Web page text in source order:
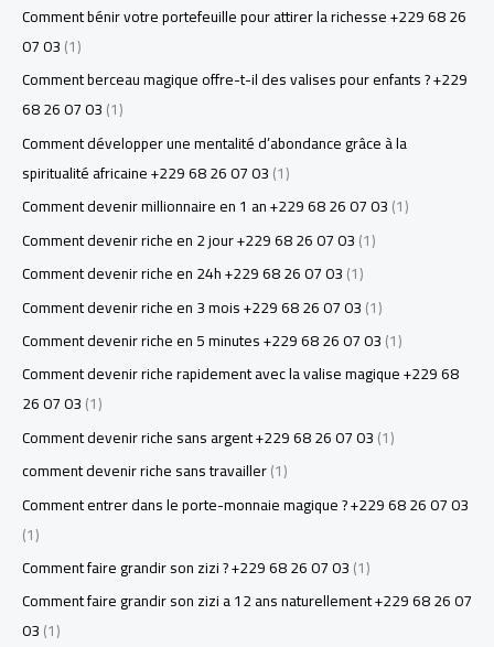
Comment bénir votre portefeuille pour attirer la richesse +229 68 26
07 03(1)
Comment berceau magique offre-t-il des valises pour enfants ? +229
68 26 07 03(1)
Comment développer une mentalité d’abondance grâce à la
spiritualité africaine +229 68 26 07 03(1)
Comment devenir millionnaire en 1 an +229 68 26 07 03(1)
Comment devenir riche en 2 jour +229 68 26 07 03(1)
Comment devenir riche en 24h +229 68 26 07 03(1)
Comment devenir riche en 3 mois +229 68 26 07 03(1)
Comment devenir riche en 5 minutes +229 68 26 07 03(1)
Comment devenir riche rapidement avec la valise magique +229 68
26 07 03(1)
Comment devenir riche sans argent +229 68 26 07 03(1)
comment devenir riche sans travailler(1)
Comment entrer dans le porte-monnaie magique ? +229 68 26 07 03
(1)
Comment faire grandir son zizi ? +229 68 26 07 03(1)
Comment faire grandir son zizi a 12 ans naturellement +229 68 26 07
03(1)